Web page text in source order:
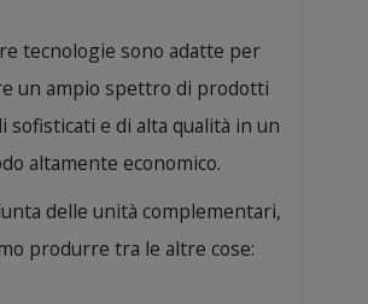
tecnologie sono adatte per
un ampio spettro di prodotti
sofisticati e di alta qualità in un
altamente economico.
delle unità complementari,
produrre tra le altre cose: